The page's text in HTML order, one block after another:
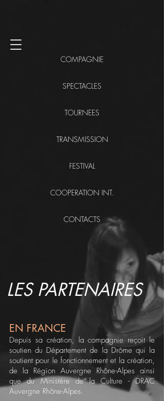
COMPAGNIE
SPECTACLES
TOURNEES
TRANSMISSION
FESTIVAL
COOPERATION INT.
CONTACTS
LES PARTENAIRES
EN FRANCE
Depuis sa création, la compagnie reçoit le
soutien du Département de la Drôme qui la
soutient pour le fonctionnement et la création,
de la Région Auvergne Rhône-Alpes ainsi
que du Ministère de la Culture - DRAC
Auvergne Rhône-Alpes.